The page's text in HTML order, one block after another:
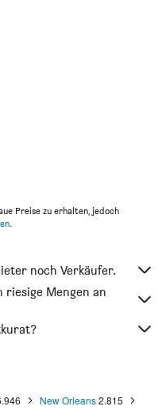
Preise zu erhalten, jedoch
.
noch Verkäufer.
Mengen an
New Orleans 2.815